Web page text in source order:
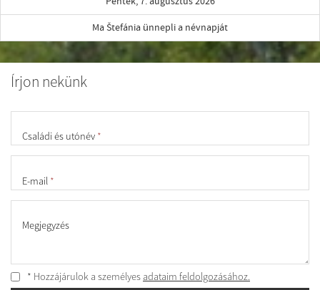
Ma Štefánia ünnepli a névnapját
Írjon nekünk
Családi és utónév *
E-mail *
Megjegyzés
* Hozzájárulok a személyes adataim feldolgozásához.